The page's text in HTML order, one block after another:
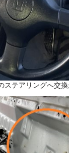
テアリングへ交換